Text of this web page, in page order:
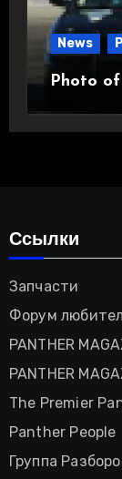
News
Photo
Ссылки
Запчасти
Форум
PANTHER
PANTHER
The Premier
Panther People
Группа